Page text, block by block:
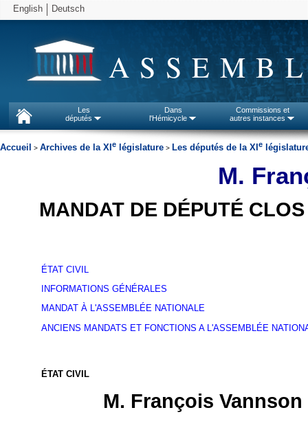
English Deutsch
Les
députés
Dans
l'Hémicycle
Commissions et
autres instances
Accueil > Archives de la XI e législature > Les députés de la XI e
M.
MANDAT DE DÉPUTÉ CLOS
ÉTAT CIVIL
INFORMATIONS GÉNÉRALES
MANDAT À L'ASSEMBLÉE NATIONALE
ANCIENS MANDATS ET FONCTIONS A L'ASSEMBLÉE
ÉTAT CIVIL
M. François Vannson